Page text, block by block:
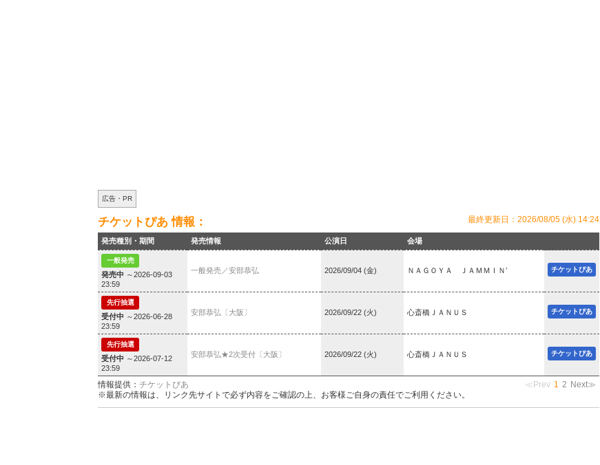
広告・PR
チケットぴあ 情報： 最終更新日：2026/08/05 (水) 14:24
発売種別・期間 発売情報 公演日 会場
一般発売
発売中 ～2026-09-03
23:59
一般発売／安部恭弘 2026/09/04 (金) ＮＡＧＯＹＡ ＪＡＭＭＩＮ’ チケットぴあ
先行抽選
受付中 ～2026-06-28
23:59
安部恭弘〔大阪〕 2026/09/22 (火) 心斎橋ＪＡＮＵＳ チケットぴあ
先行抽選
受付中 ～2026-07-12
23:59
安部恭弘★2次受付〔大阪〕 2026/09/22 (火) 心斎橋ＪＡＮＵＳ チケットぴあ
≪Prev 1 2 Next≫
情報提供： チケットぴあ
※最新の情報は、リンク先サイトで必ず内容をご確認の上、お客様ご自身の責任でご利用ください。